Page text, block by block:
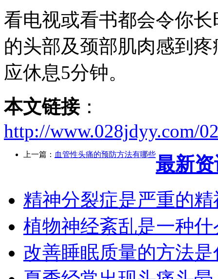
看电视或看书都会令你
的头部及颈部肌肉感到
应休息5分钟。
本文链接：
http://www.028jdyy.com/
上一篇： 血管性头痛的预防方法有哪些最新
精神分裂症是严重的
植物神经紊乱是一种
改善睡眠质量的方法